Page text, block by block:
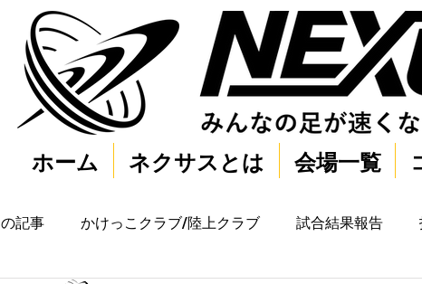
ホーム ネクサスとは 会場一覧
記事 かけっこクラブ/陸上クラブ 試合結果報告